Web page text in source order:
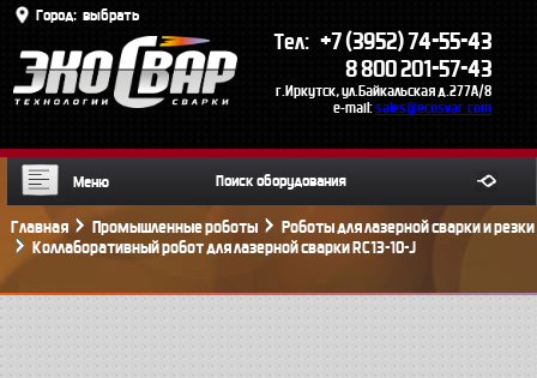
Город: выбрать
Тел: +7 (3952) 74-55-43
8 800 201-57-43
г.Иркутск, ул.Байкальская д.277А/8
e-mail:sales@ecosvar.com
Меню
Главная Промышленные роботы
Роботы для лазерной сварки и резки
Коллаборативный робот для лазерной сварки RC13-10-J